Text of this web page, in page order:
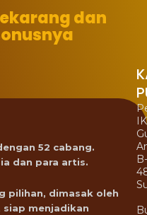
dan
52 cabang.
dan para artis.
pilihan, dimasak oleh
siap menjadikan
B-